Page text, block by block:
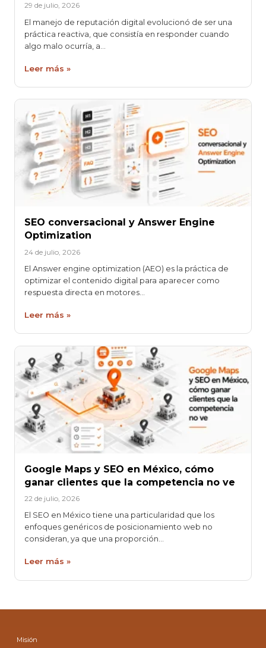
29 de julio, 2026
El manejo de reputación digital evolucionó de ser una
práctica reactiva, que consistía en responder cuando
algo malo ocurría, a…
Leer más »
SEO conversacional y Answer Engine
Optimization
24 de julio, 2026
El Answer engine optimization (AEO) es la práctica de
optimizar el contenido digital para aparecer como
respuesta directa en motores…
Leer más »
Google Maps y SEO en México, cómo
ganar clientes que la competencia no ve
22 de julio, 2026
El SEO en México tiene una particularidad que los
enfoques genéricos de posicionamiento web no
consideran, ya que una proporción…
Leer más »
Misión